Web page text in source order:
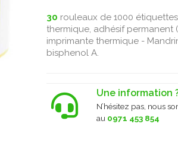
30 rouleaux de 1000
thermique, adhésif permanent (
imprimante thermique -
bisphenol A.
Une information
N’hésitez pas, nous
au 0971 453 854